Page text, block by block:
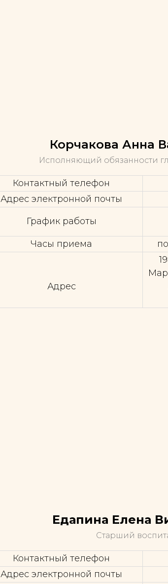
Корчакова Анна
Исполняющий обязанности
Контактный телефон
Адрес электронной почты
График работы
Часы приема
Адрес
Едапина Елена
Старший
Контактный телефон
Адрес электронной почты